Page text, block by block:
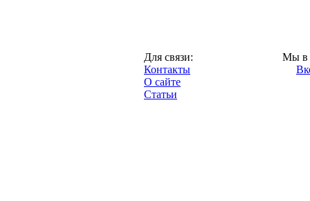
Для связи:
Контакты
О сайте
Статьи
Мы в